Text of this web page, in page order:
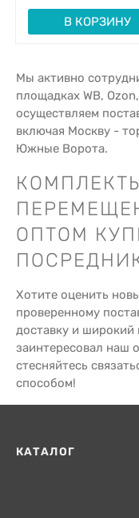
В КОРЗИНУ
Мы активно
площадках WB,
осуществляем
включая Москву -
Южные Ворота.
ОПТОМ
Хотите оценить
проверенному
доставку и широкий
заинтересовал наш
стесняйтесь
способом!
КАТАЛОГ